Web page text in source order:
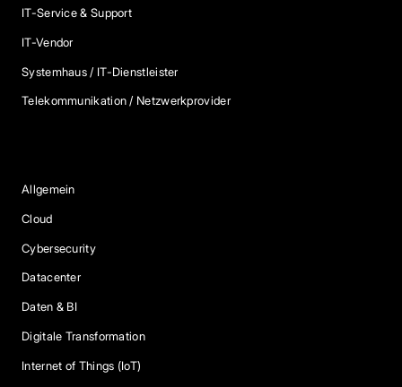
IT-Service & Support
IT-Vendor
Systemhaus / IT-Dienstleister
Telekommunikation / Netzwerkprovider
Allgemein
Cloud
Cybersecurity
Datacenter
Daten & BI
Digitale Transformation
Internet of Things (IoT)